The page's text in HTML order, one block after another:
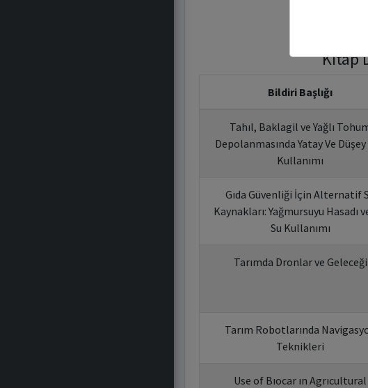
Kitap
Bildiri Başlığı
Tahıl, Baklagil ve Yağlı
Depolanmasında Yatay Ve
Kullanımı
Gıda Güvenliği İçin Alternatif
Kaynakları: Yağmursuyu Hasadı
Su Kullanımı
Tarımda Dronlar ve Geleceği
Tarım Robotlarında
Teknikleri
Use of Bıocar ın Agrıcultural